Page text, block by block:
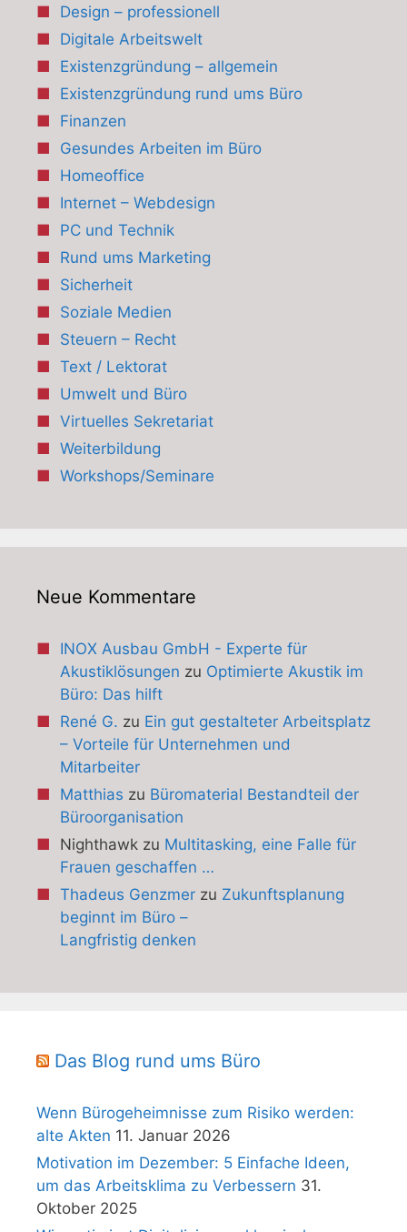
Design – professionell
Digitale Arbeitswelt
Existenzgründung – allgemein
Existenzgründung rund ums Büro
Finanzen
Gesundes Arbeiten im Büro
Homeoffice
Internet – Webdesign
PC und Technik
Rund ums Marketing
Sicherheit
Soziale Medien
Steuern – Recht
Text / Lektorat
Umwelt und Büro
Virtuelles Sekretariat
Weiterbildung
Workshops/Seminare
Neue Kommentare
INOX Ausbau GmbH - Experte für
Akustiklösungen zu Optimierte Akustik im
Büro: Das hilft
René G. zu Ein gut gestalteter Arbeitsplatz
– Vorteile für Unternehmen und
Mitarbeiter
Matthias zu Büromaterial Bestandteil der
Büroorganisation
Nighthawkzu Multitasking, eine Falle für
Frauen geschaffen …
Thadeus Genzmerzu Zukunftsplanung
beginnt im Büro –
Langfristig denken
Das Blog rund ums Büro
Wenn Bürogeheimnisse zum Risiko werden:
alte Akten 11. Januar 2026
Motivation im Dezember: 5 Einfache Ideen,
um das Arbeitsklima zu Verbessern 31.
Oktober 2025